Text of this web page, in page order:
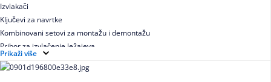
Izvlakači
Ključevi za navrtke
Kombinovani setovi za montažu i demontažu
Pribor za izvlačenje ležajeva
Prikaži više